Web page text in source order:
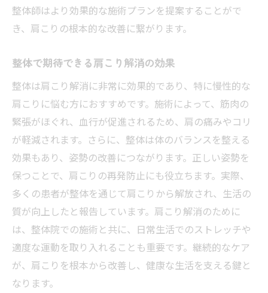
整体師はより効果的な施術プランを提案することがで
き、肩こりの根本的な改善に繋がります。
整体で期待できる肩こり解消の効果
整体は肩こり解消に非常に効果的であり、特に慢性的な
肩こりに悩む方におすすめです。施術によって、筋肉の
緊張がほぐれ、血行が促進されるため、肩の痛みやコリ
が軽減されます。さらに、整体は体のバランスを整える
効果もあり、姿勢の改善につながります。正しい姿勢を
保つことで、肩こりの再発防止にも役立ちます。実際、
多くの患者が整体を通じて肩こりから解放され、生活の
質が向上したと報告しています。肩こり解消のために
は、整体院での施術と共に、日常生活でのストレッチや
適度な運動を取り入れることも重要です。継続的なケア
が、肩こりを根本から改善し、健康な生活を支える鍵と
なります。